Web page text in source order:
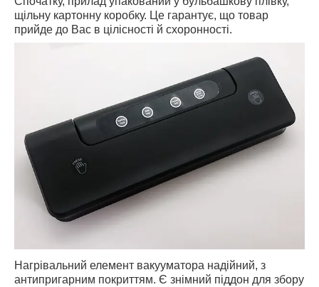
щільну картонну коробку. Це гарантує, що товар
прийде до Вас в цілісності й схоронності.
Нагрівальний елемент вакууматора надійний, з
антипригарним покриттям. Є знімний піддон для збору